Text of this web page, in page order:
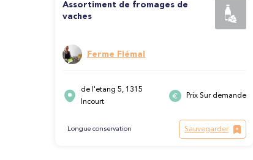
Assortiment de fromages de
vaches
Ferme Flémal
de l'etang 5, 1315
Incourt
Prix Sur demande
Longue conservation Sauvegarder